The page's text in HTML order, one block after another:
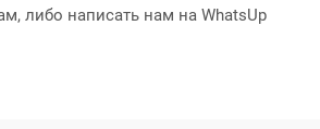
либо написать нам на WhatsUp